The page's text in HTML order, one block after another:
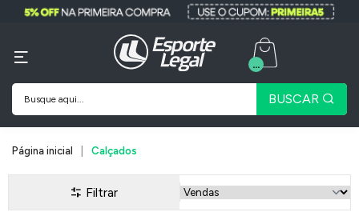
BUSCAR
...
Página inicial Calçados
Filtrar